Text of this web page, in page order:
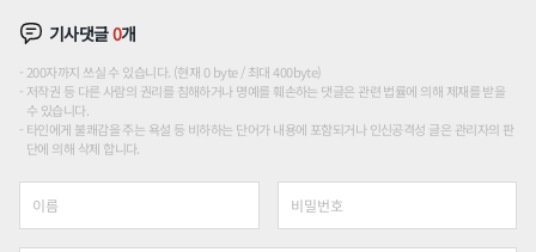
기사댓글0개
200자까지 쓰실 수 있습니다. (현재 0 byte / 최대 400byte)
저작권 등 다른 사람의 권리를 침해하거나 명예를 훼손하는 댓글은 관련 법률에 의해 제재를 받을
수 있습니다.
타인에게 불쾌감을 주는 욕설 등 비하하는 단어가 내용에 포함되거나 인신공격성 글은 관리자의 판
단에 의해 삭제 합니다.